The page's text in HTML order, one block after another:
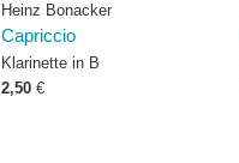
Heinz Bonacker
Capriccio
Klarinette in B
2,50 €